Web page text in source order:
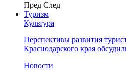
Пред След
Туризм
Культура
Перспективы развития
Краснодарского края
Новости